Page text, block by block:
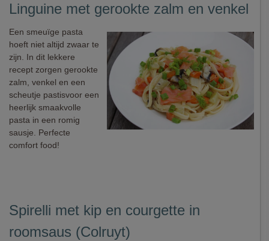
Linguine met gerookte zalm en venkel
Een smeuïge pasta
hoeft niet altijd zwaar te
zijn. In dit lekkere
recept zorgen gerookte
zalm, venkel en een
scheutje pastisvoor een
heerlijk smaakvolle
pasta in een romig
sausje. Perfecte
comfort food!
Spirelli met kip en courgette in
roomsaus (Colruyt)